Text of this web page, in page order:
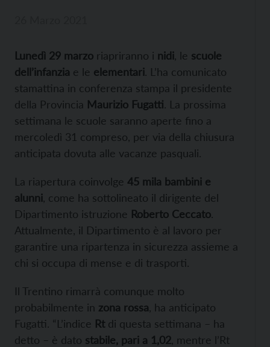
Lunedì 29 marzo riapriranno i nidi , le scuole
dell’infanzia e le elementari. L’ha comunicato
stamattina in conferenza stampa il presidente
della Provincia Maurizio Fugatti. La prossima
settimana le scuole saranno aperte fino a
mercoledì 31 compreso, per via della chiusura
anticipata dovuta alle vacanze pasquali.
La riapertura coinvolge 45 mila bambini e
alunni , come ha sottolineato il dirigente del
Dipartimento istruzione Roberto Ceccato.
Attualmente, il Dipartimento è al lavoro per
garantire una ripartenza in sicurezza assieme a
chi si occupa di mense e di trasporti.
Il Trentino rimarrà comunque molto
probabilmente in zona rossa , ha anticipato
Fugatti. “L’indice Rtdi questa settimana – ha
detto – è dato stabile, pari a 1,02 , mentre l’Rt